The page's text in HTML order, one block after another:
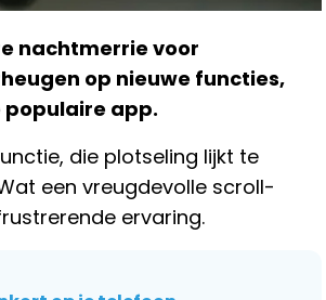
nachtmerrie voor
op nieuwe functies,
app.
die plotseling lijkt te
een vreugdevolle scroll-
ervaring.